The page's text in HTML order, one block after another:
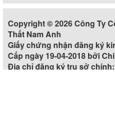
Copyright © 2026 Công Ty Cổ Phần Thương Mại Nội
Thất Nam Anh
Giấy chứng nhận đăng ký
Cấp ngày 19-04-2018 bởi
Địa chỉ đăng ký trụ sở